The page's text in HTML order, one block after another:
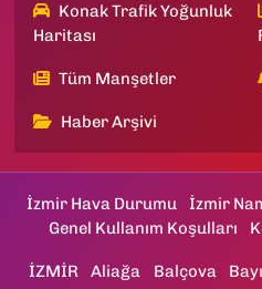
Konak Trafik Yoğunluk
Haritası
Tüm Manşetler
Haber Arşivi
İzmir Hava Durumu İzmir
Genel Kullanım Koşulları
İZMİR Aliağa Balçova